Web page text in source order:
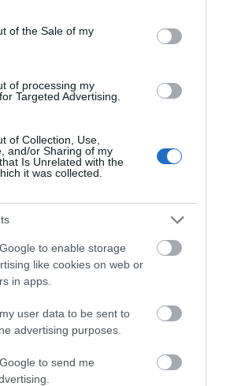
specified purposes in below Google
of the Sale of my
of processing my
Targeted Advertising.
of Collection, Use,
and/or Sharing of my
Is Unrelated with the
it was collected.
to enable storage
like cookies on web or
in apps.
user data to be sent to
advertising purposes.
to send me
- és visszahozza a tulajdonos, akkor
Ami pedig tőlem részben független
tesz: Az az, hogy a
Az egyik legjobb dolog amikor
kapok. Így büszkén
beszélgetni, akkor miről
külföldi jelenlétet. Most alakul is egy
volumen, állandó, többdarabos
van. Pont a napokban vettem fel egy
vállalkozás vagyok.
van egy saját showroom vagy
jó kávé mellett beszélhetjük meg,
a leendő táskatulajdonosok.